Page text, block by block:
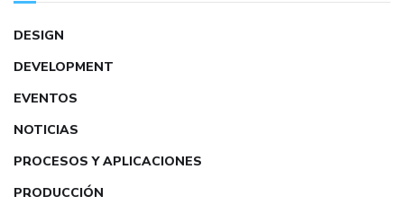
DESIGN
DEVELOPMENT
EVENTOS
NOTICIAS
PROCESOS Y APLICACIONES
PRODUCCIÓN